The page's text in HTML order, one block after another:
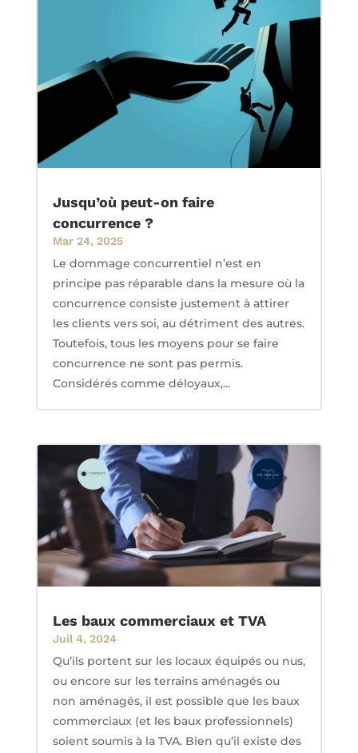
Jusqu’où peut-on faire
concurrence ?
Mar 24, 2025
Le dommage concurrentiel n’est en
principe pas réparable dans la mesure où la
concurrence consiste justement à attirer
les clients vers soi, au détriment des autres.
Toutefois, tous les moyens pour se faire
concurrence ne sont pas permis.
Considérés comme déloyaux,...
Les baux commerciaux et TVA
Juil 4, 2024
Qu’ils portent sur les locaux équipés ou nus,
ou encore sur les terrains aménagés ou
non aménagés, il est possible que les baux
commerciaux (et les baux professionnels)
soient soumis à la TVA. Bien qu’il existe des